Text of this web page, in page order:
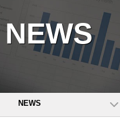
NEWS
NEWS